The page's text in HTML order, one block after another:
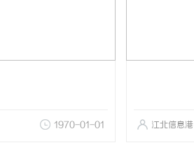
1970-01-01 江北信息港